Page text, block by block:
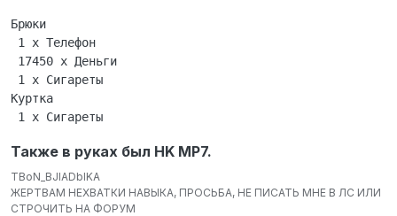
перестрелка
Брюки
1 x Телефон
17450 x Деньги
1 x Сигареты
Куртка
Также в руках был HK MP7.
TBoN_BJIADbIKA
ЖЕРТВАМ НЕХВАТКИ НАВЫКА, ПРОСЬБА, НЕ ПИСАТЬ МНЕ В ЛС ИЛИ
СТРОЧИТЬ НА ФОРУМ